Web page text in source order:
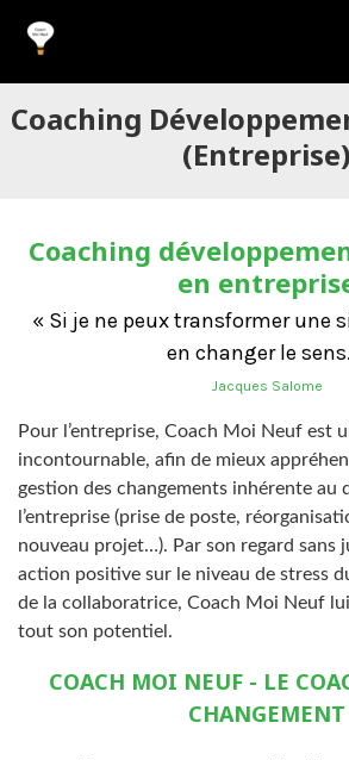
Coaching
(entreprise)
Coaching
en
« Si je ne peux transformer une
en changer le
Jacques Salome
Pour l’entreprise, Coach Moi Neuf est
incontournable, afin de mieux
gestion des changements inhérente au
l’entreprise (prise de poste,
nouveau projet…). Par son regard sans
action positive sur le niveau de stress
de la collaboratrice, Coach Moi Neuf
tout son potentiel.
COACH MOI NEUF - LE
CHANGEMENT